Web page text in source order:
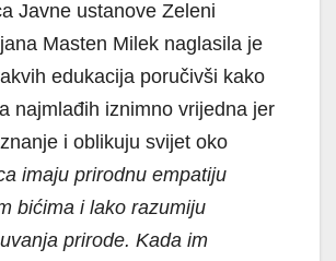
Javne ustanove Zeleni
Masten Milek naglasila je
edukacija poručivši kako
najmlađih iznimno vrijedna jer
i oblikuju svijet oko
imaju prirodnu empatiju
bićima i lako razumiju
prirode. Kada im